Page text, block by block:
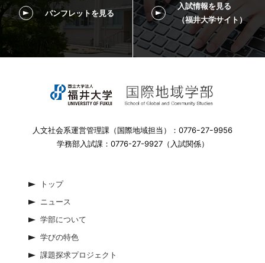
パンフレットを見る
入試情報を見る
（福井大学サイト）
人文社会系運営管理課（国際地域担当）：0776ｰ27ｰ9956
学務部入試課：0776-27-9927（入試関係）
トップ
ニュース
学部について
学びの特色
課題探求プロジェクト